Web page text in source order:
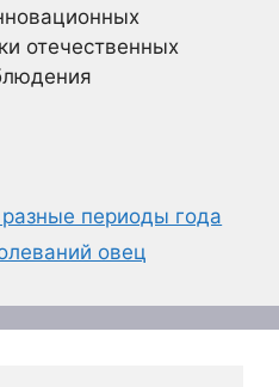
отечественных
периоды года
овец